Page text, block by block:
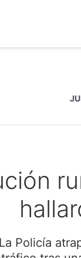
La Policía